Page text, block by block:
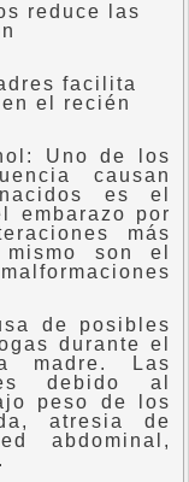
reduce las
facilita
el recién
Uno de los
causan
es el
embarazo por
más
son el
de posibles
durante el
madre. Las
debido al
peso de los
atresia de
abdominal,